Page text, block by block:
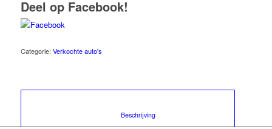
Deel op Facebook!
Categorie: Verkochte auto's
						Beschrijving